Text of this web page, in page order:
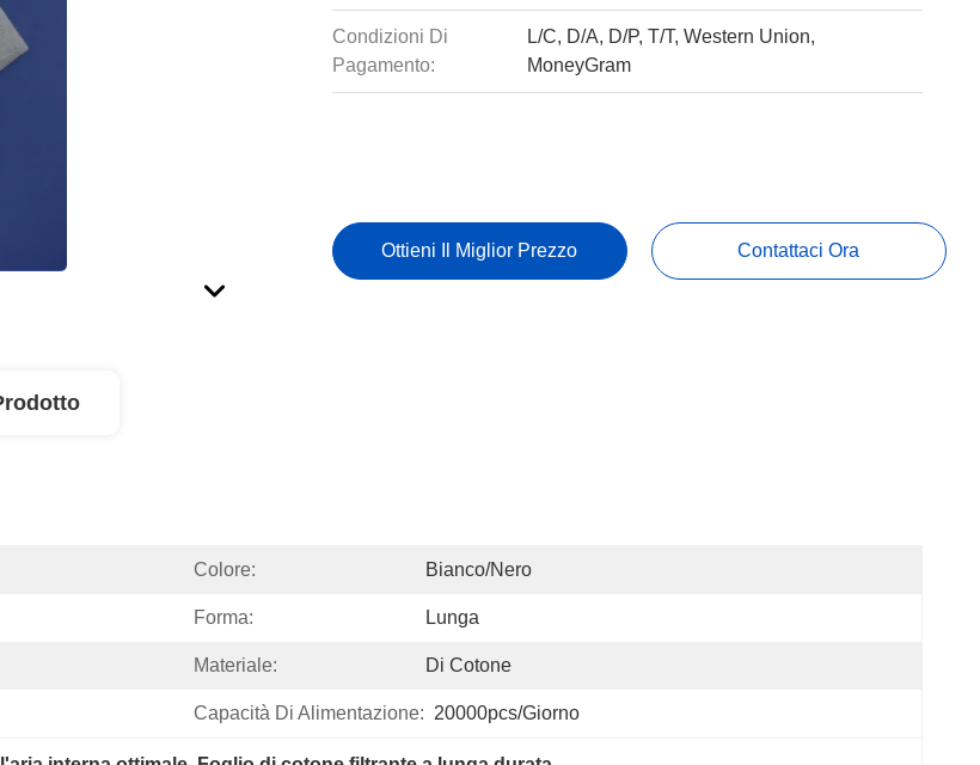
Condizioni Di
Pagamento:
L/C, D/A, D/P, T/T, Western Union,
MoneyGram
Ottieni Il Miglior Prezzo Contattaci Ora
Colore: Bianco/Nero
Forma: Lunga
Materiale: Di Cotone
Capacità Di Alimentazione: 20000pcs/giorno